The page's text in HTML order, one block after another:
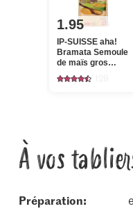
1.95
IP-SUISSE aha!
Bramata Semoule
de maïs gros
grains
À vos
Préparation: